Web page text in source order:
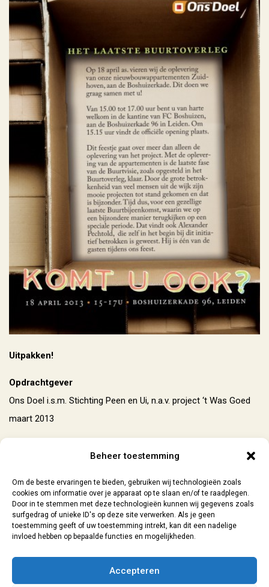
Beheer toestemming
Om de beste ervaringen te bieden, gebruiken wij technologieën zoals
cookies om informatie over je apparaat op te slaan en/of te raadplegen.
Door in te stemmen met deze technologieën kunnen wij gegevens zoals
surfgedrag of unieke ID's op deze site verwerken. Als je geen
toestemming geeft of uw toestemming intrekt, kan dit een nadelige
invloed hebben op bepaalde functies en mogelijkheden.
Accepteren
Uitpakken!
Opdrachtgever
Ons Doel i.s.m. Stichting Peen en Ui, n.a.v. project ‘t Was Goed
maart 2013
sanne@lokaal7a.nl
Leiden | 2026